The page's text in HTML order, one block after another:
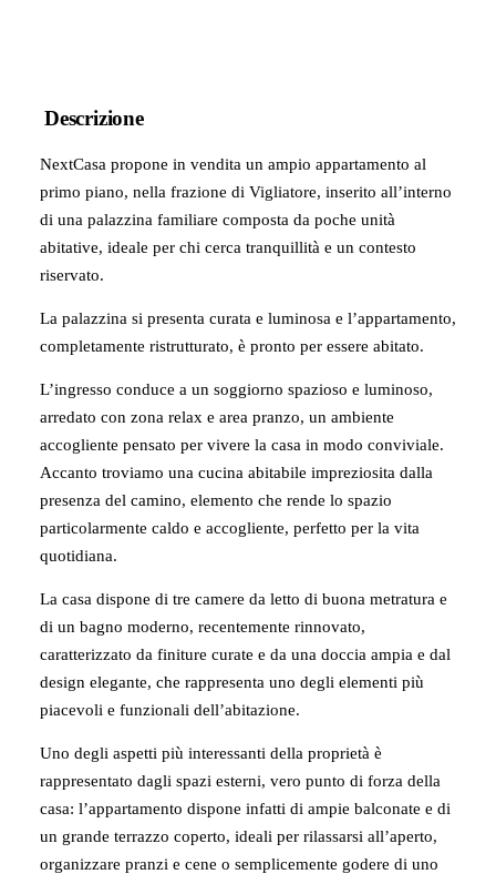
Descrizione
NextCasa propone in vendita un ampio appartamento al
primo piano, nella frazione di Vigliatore, inserito all’interno
di una palazzina familiare composta da poche unità
abitative, ideale per chi cerca tranquillità e un contesto
riservato.
La palazzina si presenta curata e luminosa e l’appartamento,
completamente ristrutturato, è pronto per essere abitato.
L’ingresso conduce a un soggiorno spazioso e luminoso,
arredato con zona relax e area pranzo, un ambiente
accogliente pensato per vivere la casa in modo conviviale.
Accanto troviamo una cucina abitabile impreziosita dalla
presenza del camino, elemento che rende lo spazio
particolarmente caldo e accogliente, perfetto per la vita
quotidiana.
La casa dispone di tre camere da letto di buona metratura e
di un bagno moderno, recentemente rinnovato,
caratterizzato da finiture curate e da una doccia ampia e dal
design elegante, che rappresenta uno degli elementi più
piacevoli e funzionali dell’abitazione.
Uno degli aspetti più interessanti della proprietà è
rappresentato dagli spazi esterni, vero punto di forza della
casa: l’appartamento dispone infatti di ampie balconate e di
un grande terrazzo coperto, ideali per rilassarsi all’aperto,
organizzare pranzi e cene o semplicemente godere di uno